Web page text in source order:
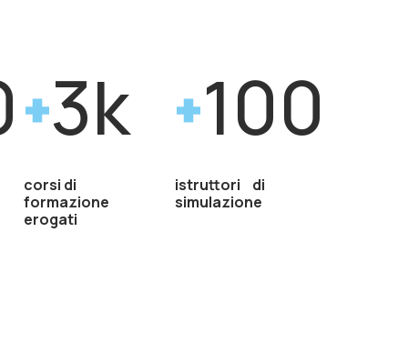
3k
corsi di
formazione
erogati
100
istruttori di
simulazione